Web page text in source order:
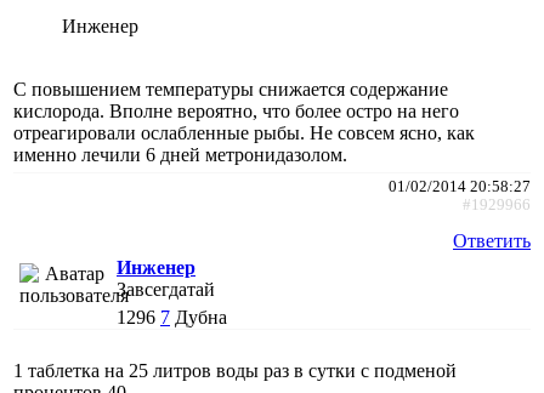
Инженер
С повышением температуры снижается содержание
кислорода. Вполне вероятно, что более остро на него
отреагировали ослабленные рыбы. Не совсем ясно, как
именно лечили 6 дней метронидазолом.
01/02/2014 20:58:27
#1929966
Ответить
Инженер
Завсегдатай
1296 7 Дубна
1 таблетка на 25 литров воды раз в сутки с подменой